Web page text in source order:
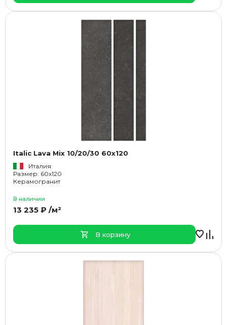
Italic Lava Mix 10/20/30 60x120
Италия
Размер: 60x120
Керамогранит
В наличии
13 235 ₽ /м²
В корзину